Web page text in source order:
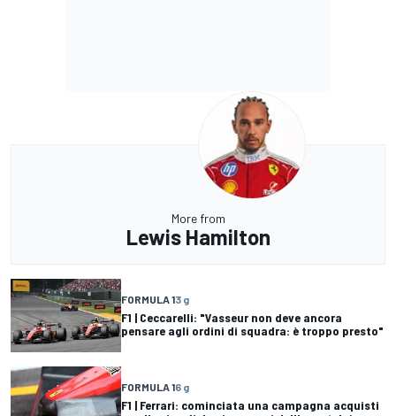
More from
Lewis Hamilton
FORMULA 13 g
F1 | Ceccarelli: "Vasseur non deve ancora
pensare agli ordini di squadra: è troppo presto"
FORMULA 16 g
F1 | Ferrari: cominciata una campagna acquisti